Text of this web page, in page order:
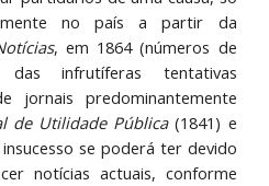
no país a partir da
, em 1864 (números de
das infrutíferas tentativas
jornais predominantemente
de Utilidade Pública(1841) e
se poderá ter devido
notícias actuais, conforme